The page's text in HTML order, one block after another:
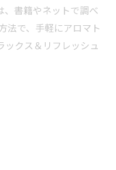
、書籍やネットで調べ
法で、手軽にアロマト
ックス＆リフレッシュ